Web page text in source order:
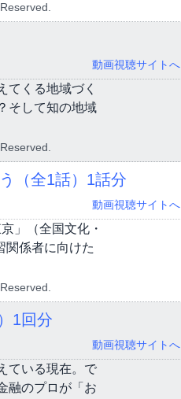
動画視聴サイトへ
てくる地域づく
そして知の地域
（全1話） 1話分
動画視聴サイトへ
」（全国文化・
関係者に向けた
1回分
動画視聴サイトへ
ている現在。で
融のプロが「お